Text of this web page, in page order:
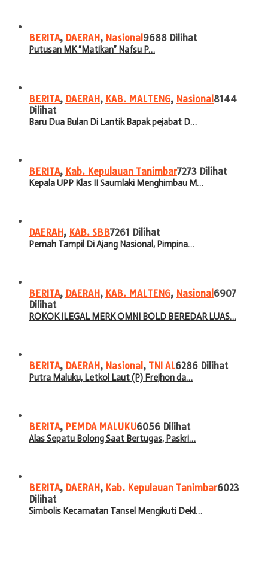
BERITA, DAERAH, Nasional 9688 Dilihat
Putusan MK “Matikan” Nafsu P…
BERITA, DAERAH, KAB. MALTENG, Nasional 8144
Dilihat
Baru Dua Bulan Di Lantik Bapak pejabat D…
BERITA, Kab. Kepulauan Tanimbar7273 Dilihat
Kepala UPP Klas II Saumlaki Menghimbau M…
DAERAH, KAB. SBB7261 Dilihat
Pernah Tampil Di Ajang Nasional, Pimpina…
BERITA, DAERAH, KAB. MALTENG, Nasional 6907
Dilihat
ROKOK ILEGAL MERK OMNI BOLD BEREDAR LUAS…
BERITA, DAERAH, Nasional , TNI AL6286 Dilihat
Putra Maluku, Letkol Laut (P) Frejhon da…
BERITA, PEMDA MALUKU6056 Dilihat
Alas Sepatu Bolong Saat Bertugas, Paskri…
BERITA, DAERAH, Kab. Kepulauan Tanimbar6023
Dilihat
Simbolis Kecamatan Tansel Mengikuti Dekl…